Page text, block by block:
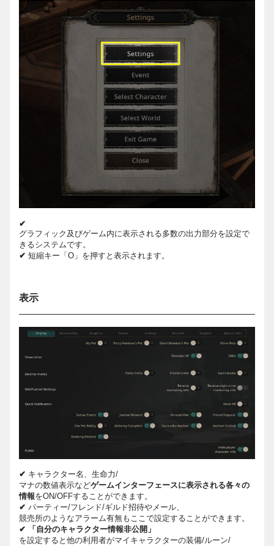
✔
グラフィック及びゲーム内に表示される多数の出力部分を設定で
きるシステムです。
✔ 短縮キー「O」を押すと表示されます。
表示
✔ キャラクター名、生命力/
マナの数値表示などゲームインターフェースに表示される各々の
情報をON/OFFすることができます。
✔ パーティー/フレンド/ギルド招待やメール、
競売所のようなアラーム有無もここで設定することができます。
✔ 「自分のキャラクター情報非公開」
を設定すると他の利用者がマイキャラクターの装備/ルーン/